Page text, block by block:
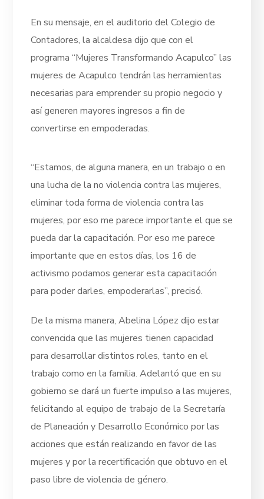
En su mensaje, en el auditorio del Colegio de
Contadores, la alcaldesa dijo que con el
programa “Mujeres Transformando Acapulco” las
mujeres de Acapulco tendrán las herramientas
necesarias para emprender su propio negocio y
así generen mayores ingresos a fin de
convertirse en empoderadas.
“Estamos, de alguna manera, en un trabajo o en
una lucha de la no violencia contra las mujeres,
eliminar toda forma de violencia contra las
mujeres, por eso me parece importante el que se
pueda dar la capacitación. Por eso me parece
importante que en estos días, los 16 de
activismo podamos generar esta capacitación
para poder darles, empoderarlas”, precisó.
De la misma manera, Abelina López dijo estar
convencida que las mujeres tienen capacidad
para desarrollar distintos roles, tanto en el
trabajo como en la familia. Adelantó que en su
gobierno se dará un fuerte impulso a las mujeres,
felicitando al equipo de trabajo de la Secretaría
de Planeación y Desarrollo Económico por las
acciones que están realizando en favor de las
mujeres y por la recertificación que obtuvo en el
paso libre de violencia de género.